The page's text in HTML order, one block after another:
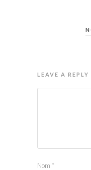
LEAVE A REPLY
Nom *